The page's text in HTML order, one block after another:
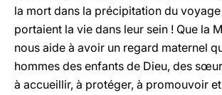
la mort dans la précipitation du
portaient la vie dans leur sein ! Que la
nous aide à avoir un regard maternel
hommes des enfants de Dieu, des
à accueillir, à protéger, à promouvoir